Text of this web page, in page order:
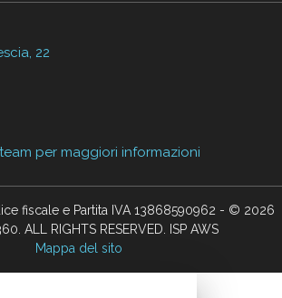
22
per maggiori informazioni
fiscale e Partita IVA 13868590962 - © 2026
ALL RIGHTS RESERVED. ISP AWS
Mappa del sito